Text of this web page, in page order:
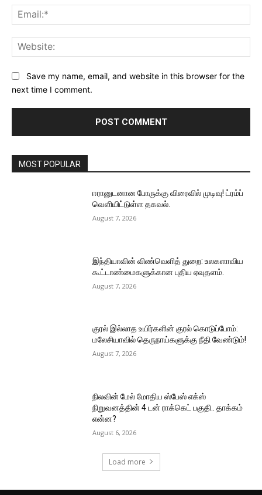
Save my name, email, and website in this browser for the
next time I comment.
MOST POPULAR
ஈரானுடனான போருக்கு விரைவில் முடிவு! ட்ரம்ப்
வெளியிட்டுள்ள தகவல்.
August 7, 2026
இந்தியாவின் விண்வெளித் துறை: உலகளாவிய
கூட்டாண்மைகளுக்கான புதிய ஏவுதளம்.
August 7, 2026
குரல் இல்லாத உயிர்களின் குரல் கொடுப்போம்:
மலேசியாவில் தெருநாய்களுக்கு நீதி வேண்டும்!
August 7, 2026
நிலவின் மேல் மோதிய ஸ்பேஸ் எக்ஸ்
நிறுவனத்தின் 4 டன் ராக்கெட் பகுதி.. தாக்கம்
என்ன?
August 6, 2026
Load more